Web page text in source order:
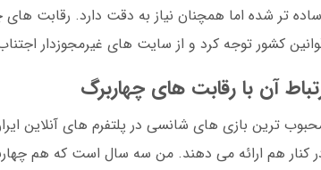
تر شده اما همچنان نیاز به دقت دارد. رقابت های
کشور توجه کرد و از سایت های غیرمجوزدار
آن با رقابت های چهاربرگ
ترین بازی های شانسی در پلتفرم های آنلاین
کنار هم ارائه می دهند. من سه سال است که هم